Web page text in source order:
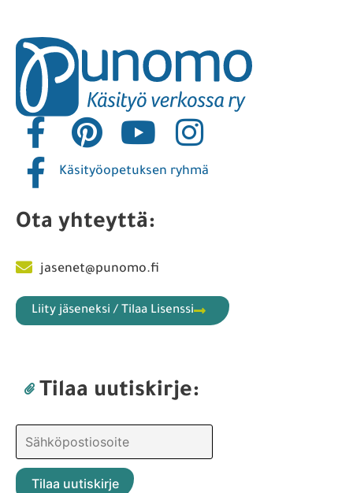
Käsityöopetuksen ryhmä
Ota yhteyttä:
jasenet@punomo.fi
Liity jäseneksi / Tilaa Lisenssi
Tilaa uutiskirje: